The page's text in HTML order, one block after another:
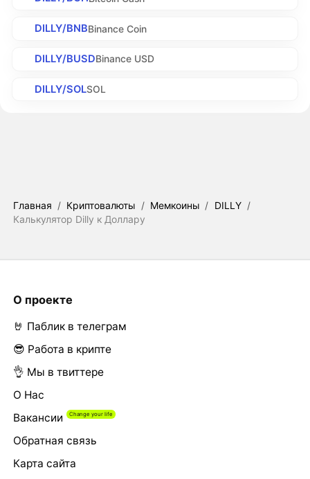
DILLY/BNBBinance Coin
DILLY/BUSDBinance USD
DILLY/SOLSOL
Главная / Криптовалюты / Мемкоины / DILLY /
Калькулятор Dilly к Доллару
О проекте
🤘 Паблик в телеграм
😎 Работа в крипте
👌 Мы в твиттере
О Нас
Вакансии
Обратная связь
Карта сайта